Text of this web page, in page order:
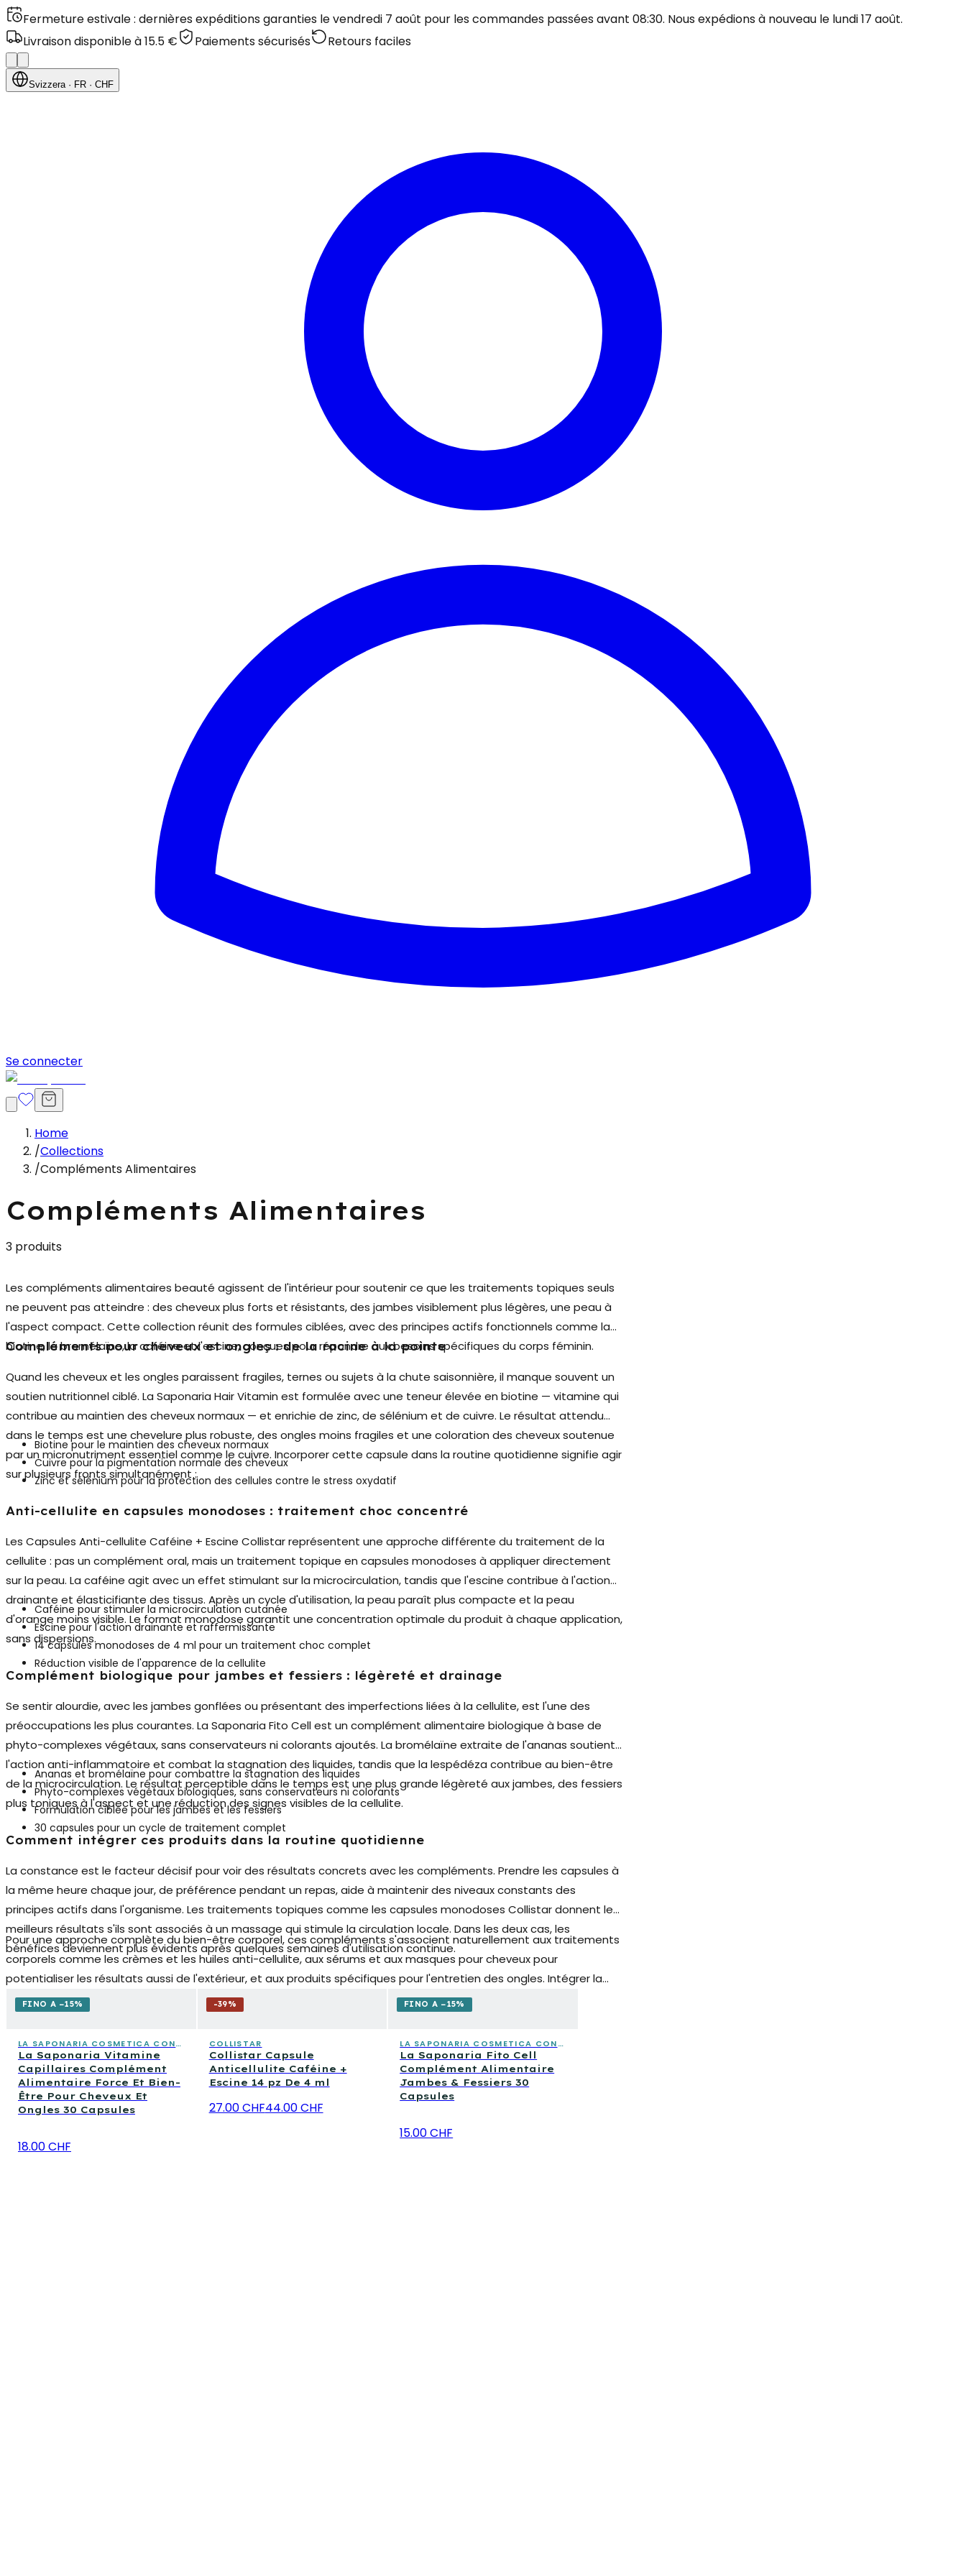
Fermeture estivale : dernières expéditions garanties le vendredi 7 août pour les commandes passées avant 08:30. Nous expédions à nouveau le lundi 17 août.
Livraison disponible à 15.5 €
Paiements sécurisés Retours faciles
Svizzera· FR · CHF
Se connecter
Home
/Collections
/Compléments Alimentaires
Compléments Alimentaires
3 produits
Les compléments alimentaires beauté agissent de l'intérieur pour soutenir ce que les traitements topiques seuls
ne peuvent pas atteindre : des cheveux plus forts et résistants, des jambes visiblement plus légères, une peau à
l'aspect compact. Cette collection réunit des formules ciblées, avec des principes actifs fonctionnels comme la
biotine, la bromélaïne, la caféine et l'escine, conçues pour répondre aux besoins spécifiques du corps féminin.
Compléments pour cheveux et ongles : de la racine à la pointe
Quand les cheveux et les ongles paraissent fragiles, ternes ou sujets à la chute saisonnière, il manque souvent un
soutien nutritionnel ciblé. La Saponaria Hair Vitamin est formulée avec une teneur élevée en biotine — vitamine qui
contribue au maintien des cheveux normaux — et enrichie de zinc, de sélénium et de cuivre. Le résultat attendu
dans le temps est une chevelure plus robuste, des ongles moins fragiles et une coloration des cheveux soutenue
par un micronutriment essentiel comme le cuivre. Incorporer cette capsule dans la routine quotidienne signifie agir
sur plusieurs fronts simultanément :
Biotine pour le maintien des cheveux normaux
Cuivre pour la pigmentation normale des cheveux
Zinc et sélénium pour la protection des cellules contre le stress oxydatif
Anti-cellulite en capsules monodoses : traitement choc concentré
Les Capsules Anti-cellulite Caféine + Escine Collistarreprésentent une approche différente du traitement de la
cellulite : pas un complément oral, mais un traitement topique en capsules monodoses à appliquer directement
sur la peau. La caféine agit avec un effet stimulant sur la microcirculation, tandis que l'escine contribue à l'action
drainante et élasticifiante des tissus. Après un cycle d'utilisation, la peau paraît plus compacte et la peau
d'orange moins visible. Le format monodose garantit une concentration optimale du produit à chaque application,
sans dispersions.
Caféine pour stimuler la microcirculation cutanée
Escine pour l'action drainante et raffermissante
14 capsules monodoses de 4 ml pour un traitement choc complet
Réduction visible de l'apparence de la cellulite
Complément biologique pour jambes et fessiers : légèreté et drainage
Se sentir alourdie, avec les jambes gonflées ou présentant des imperfections liées à la cellulite, est l'une des
préoccupations les plus courantes. La Saponaria Fito Cellest un complément alimentaire biologique à base de
phyto-complexes végétaux, sans conservateurs ni colorants ajoutés. La bromélaïne extraite de l'ananas soutient
l'action anti-inflammatoire et combat la stagnation des liquides, tandis que la lespédéza contribue au bien-être
de la microcirculation. Le résultat perceptible dans le temps est une plus grande légèreté aux jambes, des fessiers
plus toniques à l'aspect et une réduction des signes visibles de la cellulite.
Ananas et bromélaïne pour combattre la stagnation des liquides
Phyto-complexes végétaux biologiques, sans conservateurs ni colorants
Formulation ciblée pour les jambes et les fessiers
30 capsules pour un cycle de traitement complet
Comment intégrer ces produits dans la routine quotidienne
La constance est le facteur décisif pour voir des résultats concrets avec les compléments. Prendre les capsules à
la même heure chaque jour, de préférence pendant un repas, aide à maintenir des niveaux constants des
principes actifs dans l'organisme. Les traitements topiques comme les capsules monodoses Collistar donnent les
meilleurs résultats s'ils sont associés à un massage qui stimule la circulation locale. Dans les deux cas, les
bénéfices deviennent plus évidents après quelques semaines d'utilisation continue.
Pour une approche complète du bien-être corporel, ces compléments s'associent naturellement aux traitements
corporels comme les crèmes et les huiles anti-cellulite, aux sérums et aux masques pour cheveux pour
potentialiser les résultats aussi de l'extérieur, et aux produits spécifiques pour l'entretien des ongles. Intégrer la
routine beauté avec un soutien nutritionnel ciblé signifie prendre soin de son corps de manière plus complète et
FINO A −15%
LA SAPONARIA COSMETICA CONSAPEVOLE
La Saponaria Vitamine
Capillaires Complément
Alimentaire Force Et Bien-
Être Pour Cheveux Et
Ongles 30 Capsules
18.00 CHF
-39%
COLLISTAR
Collistar Capsule
Anticellulite Caféine +
Escine 14 pz De 4 ml
27.00 CHF44.00 CHF
FINO A −15%
LA SAPONARIA COSMETICA CONSAPEVOLE
La Saponaria Fito Cell
Complément Alimentaire
Jambes & Fessiers 30
Capsules
15.00 CHF